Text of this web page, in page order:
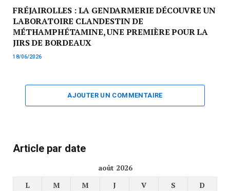
FRÉJAIROLLES : LA GENDARMERIE DÉCOUVRE UN
LABORATOIRE CLANDESTIN DE
MÉTHAMPHÉTAMINE, UNE PREMIÈRE POUR LA
JIRS DE BORDEAUX
18/06/2026
AJOUTER UN COMMENTAIRE
Article par date
août 2026
L
M M J V S
D